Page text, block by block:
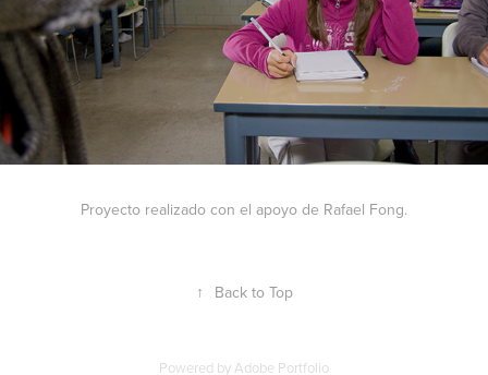
Proyecto realizado con el apoyo de Rafael Fong.
↑ Back to Top
Powered byAdobe Portfolio